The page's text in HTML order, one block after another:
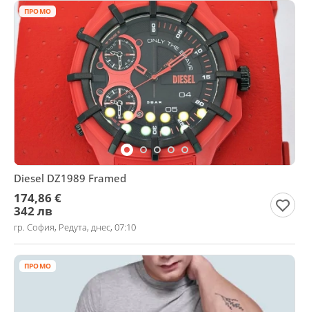
ПРОМО
Diesel DZ1989 Framed
174,86 €
342 лв
гр. София, Редута, днес, 07:10
ПРОМО